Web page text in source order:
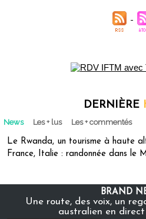
DERNIÈRE
News Les + lus Les + commentés
Le Rwanda, un tourisme à haute
France, Italie : randonnée dans le
BRAND
Une route, des voix, un
australien en